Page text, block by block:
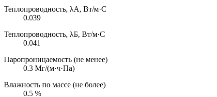
Теплопроводность, λА, Вт/м·С
0.039
Теплопроводность, λБ, Вт/м·С
0.041
Паропроницаемость (не менее)
0.3 Мг/(м·ч·Па)
Влажность по массе (не более)
0.5 %